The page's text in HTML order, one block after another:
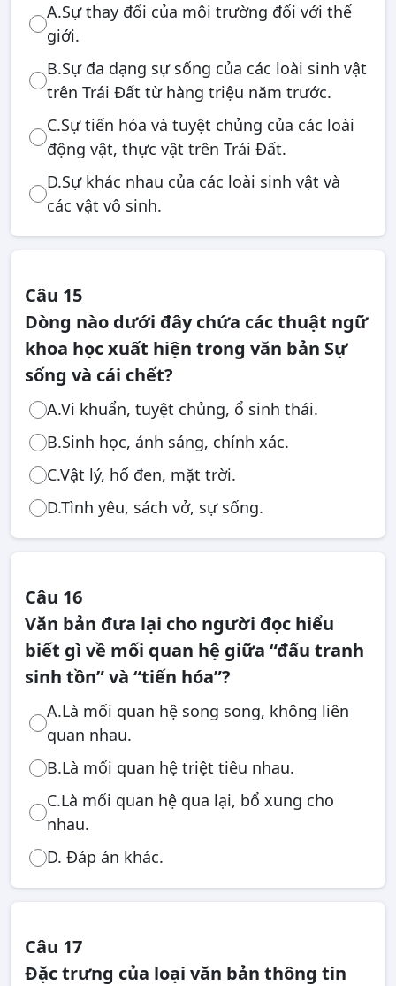
A.Sự thay đổi của môi trường đối với thế
giới.
B.Sự đa dạng sự sống của các loài sinh vật
trên Trái Đất từ hàng triệu năm trước.
C.Sự tiến hóa và tuyệt chủng của các loài
động vật, thực vật trên Trái Đất.
D.Sự khác nhau của các loài sinh vật và
các vật vô sinh.
Câu 15
Dòng nào dưới đây chứa các thuật ngữ
khoa học xuất hiện trong văn bản Sự
sống và cái chết?
A.Vi khuẩn, tuyệt chủng, ổ sinh thái.
B.Sinh học, ánh sáng, chính xác.
C.Vật lý, hố đen, mặt trời.
D.Tình yêu, sách vở, sự sống.
Câu 16
Văn bản đưa lại cho người đọc hiểu
biết gì về mối quan hệ giữa “đấu tranh
sinh tồn” và “tiến hóa”?
A.Là mối quan hệ song song, không liên
quan nhau.
B.Là mối quan hệ triệt tiêu nhau.
C.Là mối quan hệ qua lại, bổ xung cho
nhau.
D. Đáp án khác.
Câu 17
Đặc trưng của loại văn bản thông tin